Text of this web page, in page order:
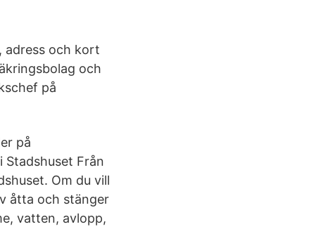
adress och kort
och
på
på
Från
Om du vill
åtta och stänger
vatten, avlopp,